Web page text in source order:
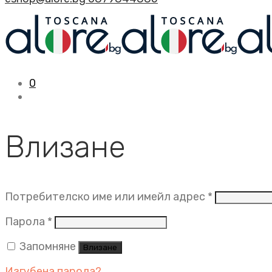
0
Влизане
Потребителско име или имейл адрес *
Парола * Задължително
Запомняне
Влизане